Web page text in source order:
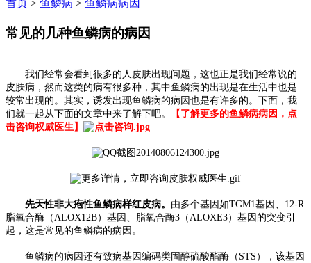
首页 > 鱼鳞病 > 鱼鳞病病因
常见的几种鱼鳞病的病因
我们经常会看到很多的人皮肤出现问题，这也正是我们经常说的
皮肤病，然而这类的病有很多种，其中鱼鳞病的出现是在生活中也是
较常出现的。其实，诱发出现鱼鳞病的病因也是有许多的。下面，我
们就一起从下面的文章中来了解下吧。
【了解更多的鱼鳞病病因，点
击咨询权威医生】
先天性非大疱性鱼鳞病样红皮病。 由多个基因如TGM1基因、12-R
脂氧合酶（ALOX12B）基因、脂氧合酶3（ALOXE3）基因的突变引
起，这是常见的鱼鳞病的病因。
鱼鳞病的病因还有致病基因编码类固醇硫酸酯酶（STS），该基因